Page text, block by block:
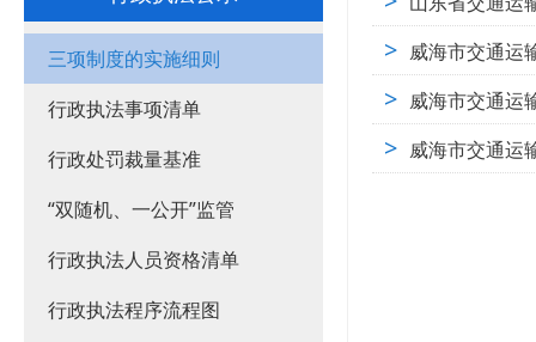
三项制度的实施细则
行政执法事项清单
行政处罚裁量基准
“双随机、一公开”监管
行政执法人员资格清单
行政执法程序流程图
> 威海市交通运
> 威海市交通运
> 威海市交通运